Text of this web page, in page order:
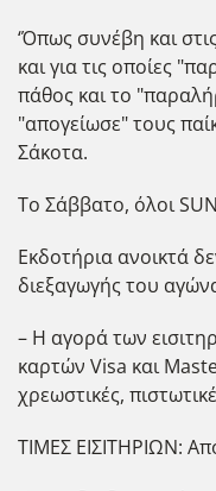
‘Όπως συνέβη και
και για τις οποίες
πάθος και το
"απογείωσε" τους
Σάκοτα.
Το Σάββατο, όλοι
Εκδοτήρια ανοικτά
διεξαγωγής του
– Η αγορά των
καρτών Visa και
χρεωστικές,
ΤΙΜΕΣ ΕΙΣΙΤΗΡΙΩΝ: